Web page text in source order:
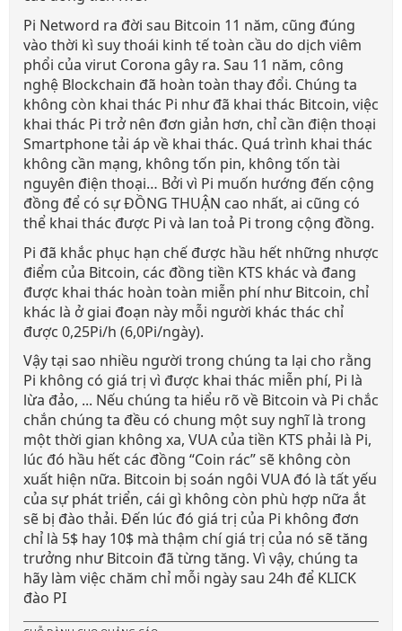
Pi Netword ra đời sau Bitcoin 11 năm, cũng đúng
vào thời kì suy thoái kinh tế toàn cầu do dịch viêm
phổi của virut Corona gây ra. Sau 11 năm, công
nghệ Blockchain đã hoàn toàn thay đổi. Chúng ta
không còn khai thác Pi như đã khai thác Bitcoin, việc
khai thác Pi trở nên đơn giản hơn, chỉ cần điện thoại
Smartphone tải áp về khai thác. Quá trình khai thác
không cần mạng, không tốn pin, không tốn tài
nguyên điện thoại… Bởi vì Pi muốn hướng đến cộng
đồng để có sự ĐỒNG THUẬN cao nhất, ai cũng có
thể khai thác được Pi và lan toả Pi trong cộng đồng.
Pi đã khắc phục hạn chế được hầu hết những nhược
điểm của Bitcoin, các đồng tiền KTS khác và đang
được khai thác hoàn toàn miễn phí như Bitcoin, chỉ
khác là ở giai đoạn này mỗi người khác thác chỉ
được 0,25Pi/h (6,0Pi/ngày).
Vậy tại sao nhiều người trong chúng ta lại cho rằng
Pi không có giá trị vì được khai thác miễn phí, Pi là
lừa đảo, ... Nếu chúng ta hiểu rõ về Bitcoin và Pi chắc
chắn chúng ta đều có chung một suy nghĩ là trong
một thời gian không xa, VUA của tiền KTS phải là Pi,
lúc đó hầu hết các đồng “Coin rác” sẽ không còn
xuất hiện nữa. Bitcoin bị soán ngôi VUA đó là tất yếu
của sự phát triển, cái gì không còn phù hợp nữa ắt
sẽ bị đào thải. Đến lúc đó giá trị của Pi không đơn
chỉ là 5$ hay 10$ mà thậm chí giá trị của nó sẽ tăng
trưởng như Bitcoin đã từng tăng. Vì vậy, chúng ta
hãy làm việc chăm chỉ mỗi ngày sau 24h để KLICK
đào PI